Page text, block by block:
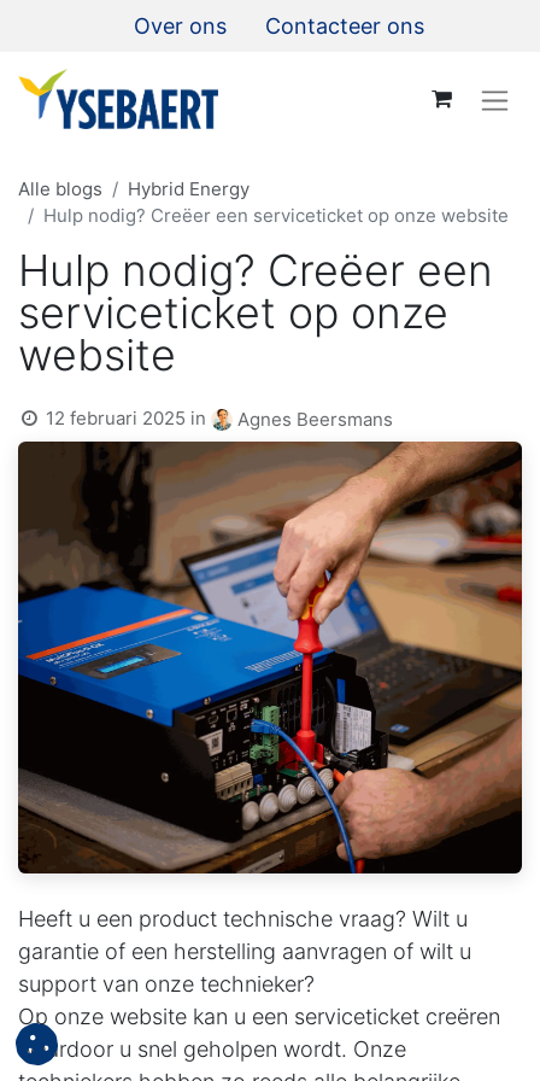
Over ons Contacteer ons
Alle blogs
Hybrid Energy
Hulp nodig? Creëer een serviceticket op onze website
Hulp nodig? Creëer een
serviceticket op onze
website
12 februari 2025 in Agnes Beersmans
Heeft u een product technische vraag? Wilt u
garantie of een herstelling aanvragen of wilt u
support van onze technieker?
Op onze website kan u een serviceticket creëren
waardoor u snel geholpen wordt. Onze